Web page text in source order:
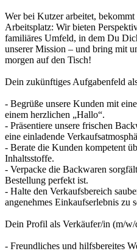
Wer bei Kutzer arbeitet, bekommt
Arbeitsplatz: Wir bieten
familiäres Umfeld, in dem Du
unserer Mission – und bring mit
morgen auf den Tisch!
Dein zukünftiges Aufgabenfeld
- Begrüße unsere Kunden mit
einem herzlichen „Hallo“.
- Präsentiere unsere frischen
eine einladende
- Berate die Kunden kompetent
Inhaltsstoffe.
- Verpacke die Backwaren
Bestellung perfekt ist.
- Halte den Verkaufsbereich
angenehmes Einkaufserlebnis zu
Dein Profil als Verkäufer/in (m/w/
- Freundliches und hilfsbereites